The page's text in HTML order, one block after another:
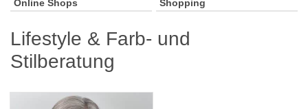
Online Shops Shopping
Lifestyle & Farb- und
Stilberatung